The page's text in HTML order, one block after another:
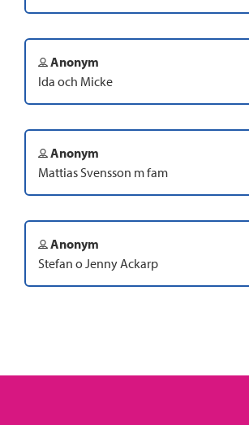
Anonym
Ida och Micke
Anonym
Mattias Svensson m fam
Anonym
Stefan o Jenny Ackarp